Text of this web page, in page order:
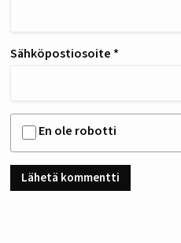
Sähköpostiosoite *
En ole robotti